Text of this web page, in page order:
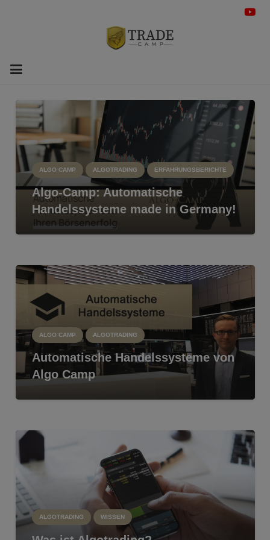
ALGO CAMP ALGOTRADING ERFAHRUNGSBERICHTE
Algo-Camp: Automatische
Handelssysteme made in Germany!
ALGO CAMP ALGOTRADING
Automatische Handelssysteme von
Algo Camp
ALGOTRADING WISSEN